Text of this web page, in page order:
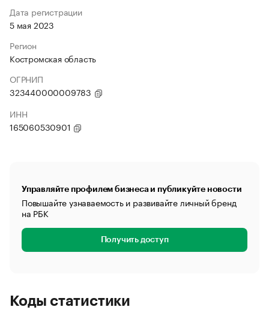
Дата регистрации
5 мая 2023
Регион
Костромская область
ОГРНИП
323440000009783
ИНН
165060530901
Управляйте профилем бизнеса и публикуйте новости
Повышайте узнаваемость и развивайте личный бренд
на РБК
Получить доступ
Коды статистики